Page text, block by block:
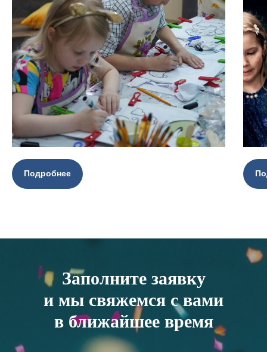
Подробнее
Заполните заявку
и мы свяжемся с вами
в ближайшее время